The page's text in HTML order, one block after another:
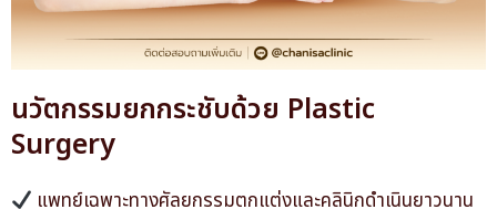
นวัตกรรมยกกระชับด้วย Plastic
Surgery
แพทย์เฉพาะทางศัลยกรรมตกแต่งและคลินิกดำเนินยาวนาน